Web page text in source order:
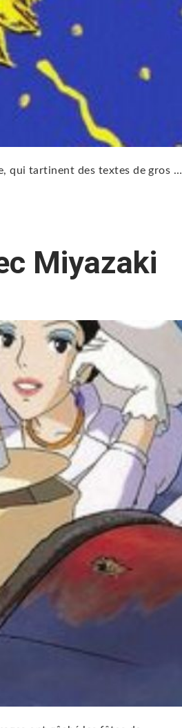
qui tartinent des textes de gros …
Miyazaki